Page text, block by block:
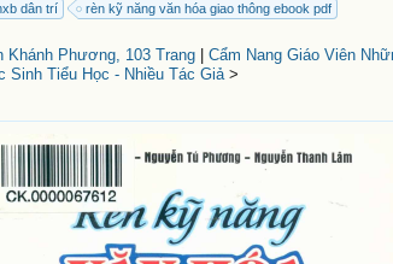
dân trí rèn kỹ năng văn hóa giao thông ebook pdf
Khánh Phương, 103 Trang
Cẩm Nang Giáo Viên
Sinh Tiểu Học - Nhiều Tác Giả>